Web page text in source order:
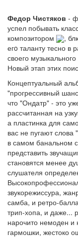
Федор Чистяков -
успел побывать
композитором
,
егo таланту тесно в
своего
Новый этап этих
Концептуальный
"прогрессивный
что "Ондатр" - это
рассчитанная на
а пластинка для
вас не пугают
в самом банальном
представить
становятся менее
слушателя
звукорежиссура,
самба, и ретро-
трип-хопа, и даже...
нарочито немоден и
гармошки, жестоко